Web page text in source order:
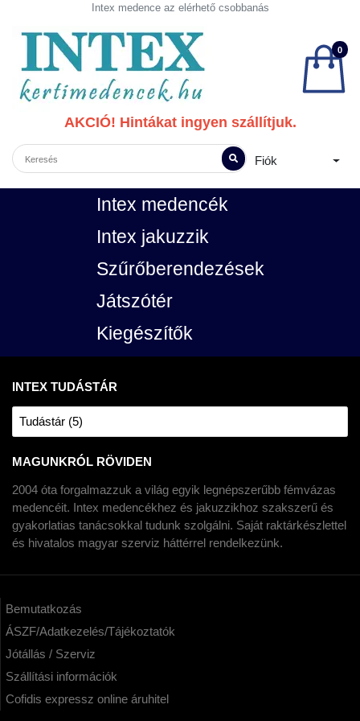
Intex medence az elérhető csobbanás
0
AKCIÓ! Hintákat ingyen szállítjuk.
Fiók
Intex medencék
Intex jakuzzik
Szűrőberendezések
Játszótér
Kiegészítők
INTEX TUDÁSTÁR
Tudástár (5)
MAGUNKRÓL RÖVIDEN
2004 óta forgalmazzuk a világ egyik legnépszerűbb fémvázas
medencéit. Intex medencékhez és jakuzzikhoz szakszerű és
gyakorlatias tanácsokkal tudunk szolgálni. Saját raktárkészlettel
és hivatalos magyar szerviz háttérrel rendelkezünk.
Bemutatkozás
ÁSZF/Adatkezelés/Tájékoztatók
Jótállás / Szerviz
Szállítási információk
Cofidis expressz online áruhitel